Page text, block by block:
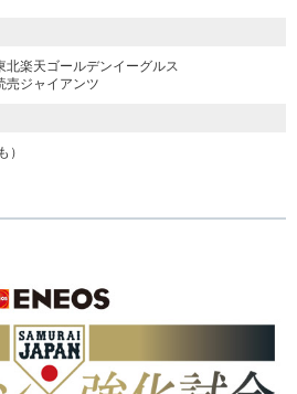
楽天ゴールデンイーグルス
売ジャイアンツ
）